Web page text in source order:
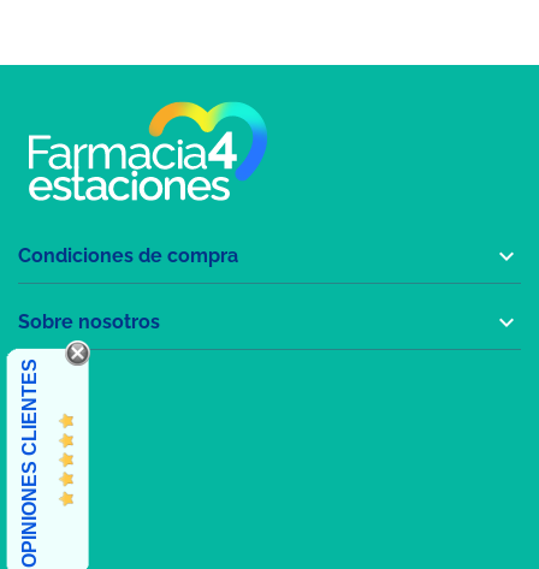
Condiciones de compra 
Sobre nosotros 
OPINIONES CLIENTES